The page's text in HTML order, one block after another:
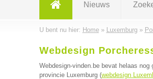
Nieuws
U bent nu hier: Home» Luxemburg»
Webdesign
Webdesign-vinden.be bevat helaas nog
provincie Luxemburg (webdesign